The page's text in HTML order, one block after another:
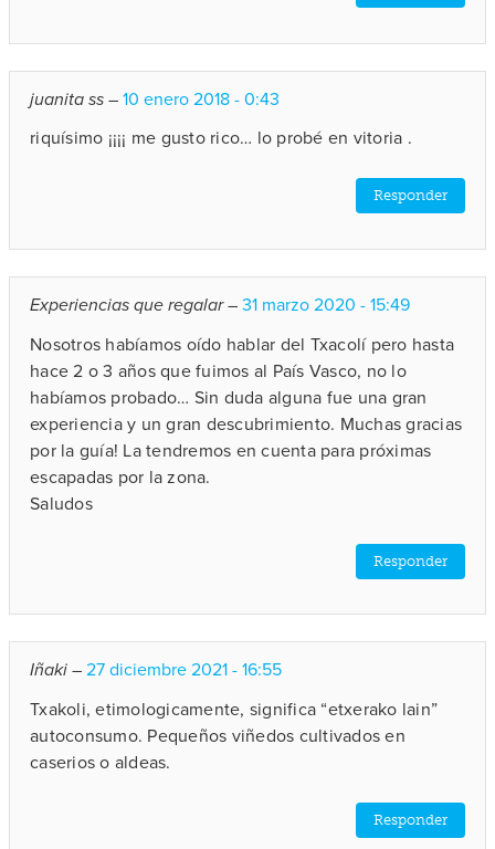
juanita ss–10 enero 2018 - 0:43
riquísimo ¡¡¡¡ me gusto rico… lo probé en vitoria .
Responder
Experiencias que regalar–31 marzo 2020 - 15:49
Nosotros habíamos oído hablar del Txacolí pero hasta
hace 2 o 3 años que fuimos al País Vasco, no lo
habíamos probado… Sin duda alguna fue una gran
experiencia y un gran descubrimiento. Muchas gracias
por la guía! La tendremos en cuenta para próximas
escapadas por la zona.
Saludos
Responder
Iñaki–27 diciembre 2021 - 16:55
Txakoli, etimologicamente, significa “etxerako lain”
autoconsumo. Pequeños viñedos cultivados en
caserios o aldeas.
Responder